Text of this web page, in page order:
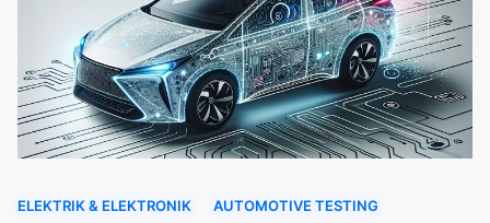
ELEKTRIK & ELEKTRONIK AUTOMOTIVE TESTING